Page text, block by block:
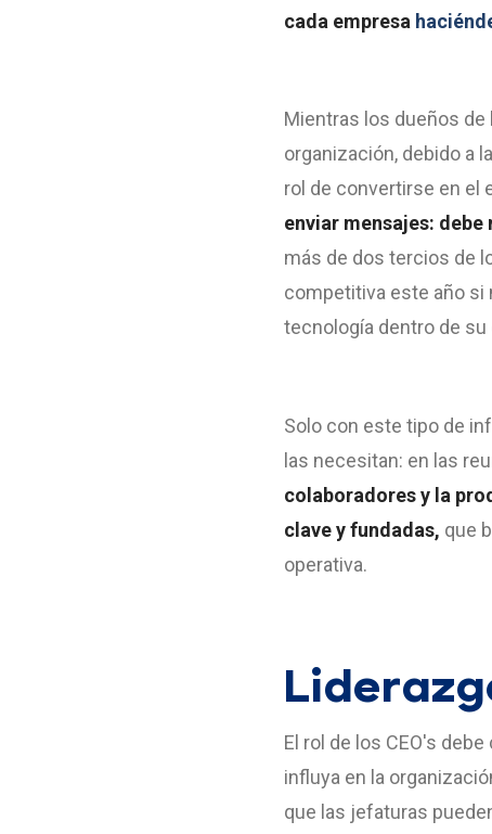
cada empresa
Mientras los dueños de
organización, debido a
rol de convertirse en el
enviar mensajes:
más de dos tercios de
competitiva este año si
tecnología dentro de su
Solo con este tipo de
las necesitan: en las
colaboradores y la
clave y fundadas, que
operativa.
El rol de los CEO's
influya en la
que las jefaturas